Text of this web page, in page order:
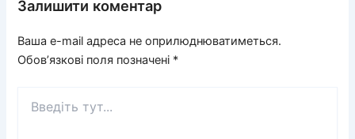
Залишити коментар
Ваша e-mail адреса не оприлюднюватиметься.
Обов’язкові поля позначені *
тут...